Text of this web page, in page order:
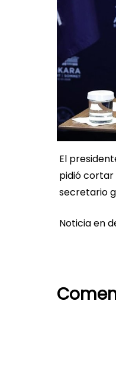
El
pidió cortar
secretario
Noticia en